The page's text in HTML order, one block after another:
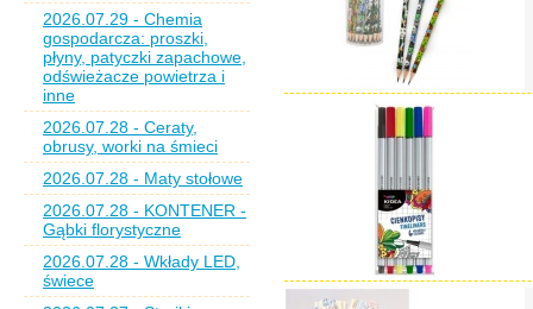
2026.07.29 - Chemia
gospodarcza: proszki,
płyny, patyczki zapachowe,
odświeżacze powietrza i
inne
2026.07.28 - Ceraty,
obrusy, worki na śmieci
2026.07.28 - Maty stołowe
2026.07.28 - KONTENER -
Gąbki florystyczne
2026.07.28 - Wkłady LED,
świece